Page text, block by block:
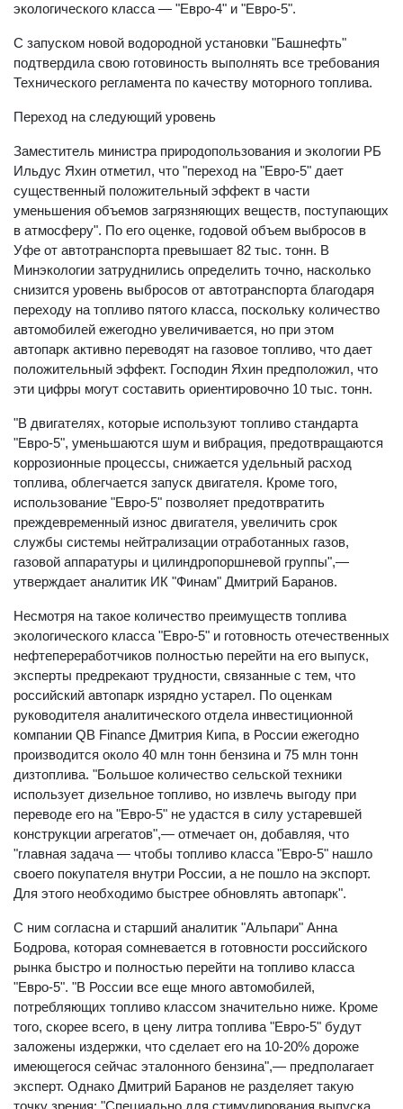
экологического класса — "Евро-4" и "Евро-5".
С запуском новой водородной установки "Башнефть"
подтвердила свою готовиность выполнять все требования
Технического регламента по качеству моторного топлива.
Переход на следующий уровень
Заместитель министра природопользования и экологии РБ
Ильдус Яхин отметил, что "переход на "Евро-5" дает
существенный положительный эффект в части
уменьшения объемов загрязняющих веществ, поступающих
в атмосферу". По его оценке, годовой объем выбросов в
Уфе от автотранспорта превышает 82 тыс. тонн. В
Минэкологии затруднились определить точно, насколько
снизится уровень выбросов от автотранспорта благодаря
переходу на топливо пятого класса, поскольку количество
автомобилей ежегодно увеличивается, но при этом
автопарк активно переводят на газовое топливо, что дает
положительный эффект. Господин Яхин предположил, что
эти цифры могут составить ориентировочно 10 тыс. тонн.
"В двигателях, которые используют топливо стандарта
"Евро-5", уменьшаются шум и вибрация, предотвращаются
коррозионные процессы, снижается удельный расход
топлива, облегчается запуск двигателя. Кроме того,
использование "Евро-5" позволяет предотвратить
преждевременный износ двигателя, увеличить срок
службы системы нейтрализации отработанных газов,
газовой аппаратуры и цилиндропоршневой группы",—
утверждает аналитик ИК "Финам" Дмитрий Баранов.
Несмотря на такое количество преимуществ топлива
экологического класса "Евро-5" и готовность отечественных
нефтепереработчиков полностью перейти на его выпуск,
эксперты предрекают трудности, связанные с тем, что
российский автопарк изрядно устарел. По оценкам
руководителя аналитического отдела инвестиционной
компании QB Finance Дмитрия Кипа, в России ежегодно
производится около 40 млн тонн бензина и 75 млн тонн
дизтоплива. "Большое количество сельской техники
использует дизельное топливо, но извлечь выгоду при
переводе его на "Евро-5" не удастся в силу устаревшей
конструкции агрегатов",— отмечает он, добавляя, что
"главная задача — чтобы топливо класса "Евро-5" нашло
своего покупателя внутри России, а не пошло на экспорт.
Для этого необходимо быстрее обновлять автопарк".
С ним согласна и старший аналитик "Альпари" Анна
Бодрова, которая сомневается в готовности российского
рынка быстро и полностью перейти на топливо класса
"Евро-5". "В России все еще много автомобилей,
потребляющих топливо классом значительно ниже. Кроме
того, скорее всего, в цену литра топлива "Евро-5" будут
заложены издержки, что сделает его на 10-20% дороже
имеющегося сейчас эталонного бензина",— предполагает
эксперт. Однако Дмитрий Баранов не разделяет такую
точку зрения: "Специально для стимулирования выпуска